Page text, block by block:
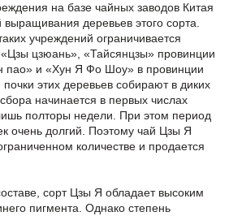
на базе чайных заводов Китая
выращивания деревьев этого сорта.
учреждений ограничивается
цзюань», «Тайсянцзы» провинции
пао» и «Хун Я Фо Шоу» в провинции
этих деревьев собирают в диких
начинается в первых числах
полторы недели. При этом период
очень долгий. Поэтому чай Цзы Я
количестве и продается
сорт Цзы Я обладает высоким
пигмента. Однако степень